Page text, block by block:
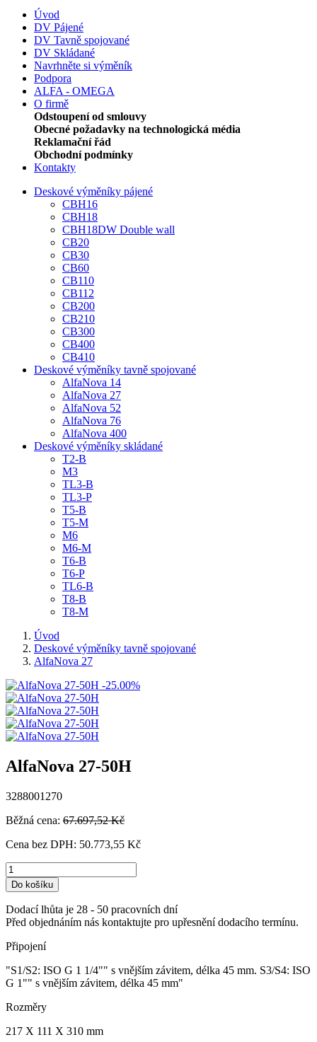
Úvod
DV Pájené
DV Tavně spojované
DV Skládané
Navrhněte si výměník
Podpora
ALFA - OMEGA
O firmě
Odstoupení od smlouvy
Obecné požadavky na technologická média
Reklamační řád
Obchodní podmínky
Kontakty
Deskové výměníky pájené
CBH16
CBH18
CBH18DW Double wall
CB20
CB30
CB60
CB110
CB112
CB200
CB210
CB300
CB400
CB410
Deskové výměníky tavně spojované
AlfaNova 14
AlfaNova 27
AlfaNova 52
AlfaNova 76
AlfaNova 400
Deskové výměníky skládané
T2-B
M3
TL3-B
TL3-P
T5-B
T5-M
M6
M6-M
T6-B
T6-P
TL6-B
T8-B
T8-M
Úvod
Deskové výměníky tavně spojované
AlfaNova 27
-25.00%
AlfaNova 27-50H
3288001270
Běžná cena: 67.697,52 Kč
Cena bez DPH: 50.773,55 Kč
Do košíku
Dodací lhůta je 28 - 50 pracovních dní
Před objednáním nás kontaktujte pro upřesnění dodacího termínu.
Připojení
"S1/S2: ISO G 1 1/4"" s vnějším závitem, délka 45 mm. S3/S4: ISO
G 1"" s vnějším závitem, délka 45 mm"
Rozměry
217 X 111 X 310 mm